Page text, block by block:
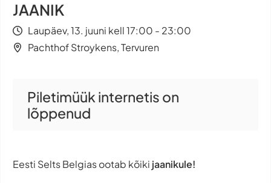
JAANIK
Laupäev, 13. juuni kell 17:00 - 23:00
Pachthof Stroykens, Tervuren
Piletimüük internetis on
lõppenud
Eesti Selts Belgias ootab kõiki jaanikule!